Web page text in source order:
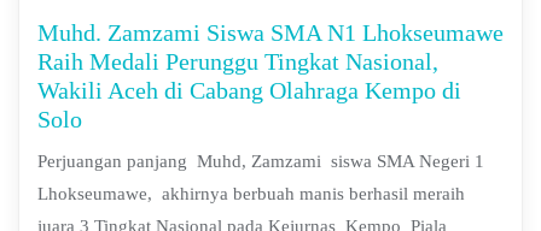
Muhd. Zamzami Siswa SMA N1 Lhokseumawe
Raih Medali Perunggu Tingkat Nasional,
Wakili Aceh di Cabang Olahraga Kempo di
Solo
Perjuangan panjang Muhd, Zamzami siswa SMA Negeri 1
Lhokseumawe, akhirnya berbuah manis berhasil meraih
juara 3 Tingkat Nasional pada Kejurnas Kempo Piala